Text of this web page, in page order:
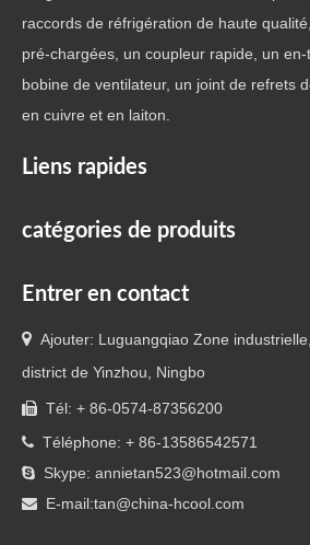
Raccords de
tuyauterie en laiton
avec connexion
filetée
raccords de réfrigération de haute
pré-chargées, un coupleur rapide, un
bobine de ventilateur, un joint de refrets
en cuivre et en laiton.
Liens rapides
catégories de produits
Entrer en contact
 Ajouter: Luguangqiao Zone
district de Yinzhou, Ningbo
 Tél: + 86-0574-87356200
 Téléphone: + 86-13586542571
 Skype: annietan523@hotmail.com
 E-mail:tan@china-hcool.com